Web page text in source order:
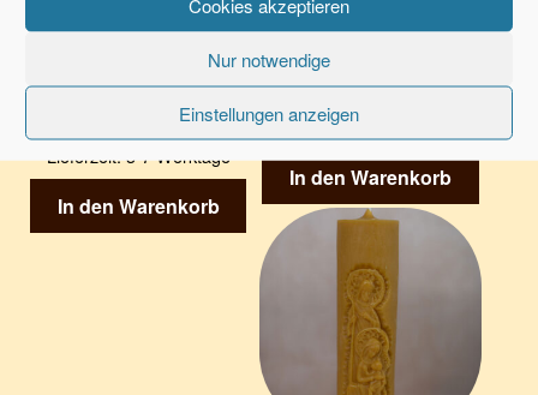
Nur notwendige
Einstellungen anzeigen
12 cm
Versandkosten
Lieferzeit:3-7 Werktage
In den Warenkorb
17,95€
zzgl.Versandkosten
Lieferzeit:3-7 Werktage
In den Warenkorb